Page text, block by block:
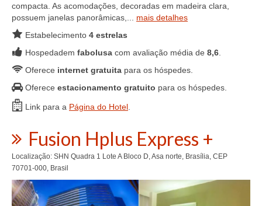
compacta. As acomodações, decoradas em madeira clara,
possuem janelas panorâmicas,... mais detalhes
Estabelecimento 4 estrelas
Hospedadem fabolusa com avaliação média de 8,6
Oferece internet gratuita para os hóspedes.
Oferece estacionamento gratuito para os hóspedes.
Link para a Página do Hotel
Fusion Hplus Express +
Localização: SHN Quadra 1 Lote A Bloco D, Asa norte, Brasília, CEP
70701-000, Brasil